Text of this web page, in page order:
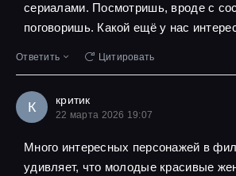
сериалами. Посмотришь, вроде с
поговоришь. Какой ещё у нас
Ответить Цитировать
К критик
22 марта 2026 19:07
Много интересных персонажей в
удивляет, что молодые красивые